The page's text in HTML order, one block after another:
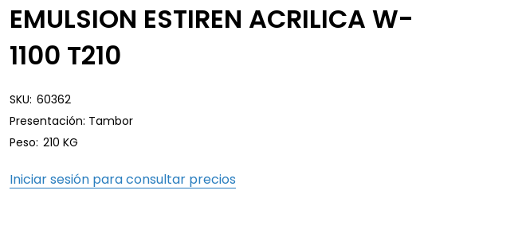
EMULSION ESTIREN ACRILICA W-
1100 T210
SKU: 60362
Presentación: Tambor
Peso: 210 KG
Iniciar sesión para consultar precios